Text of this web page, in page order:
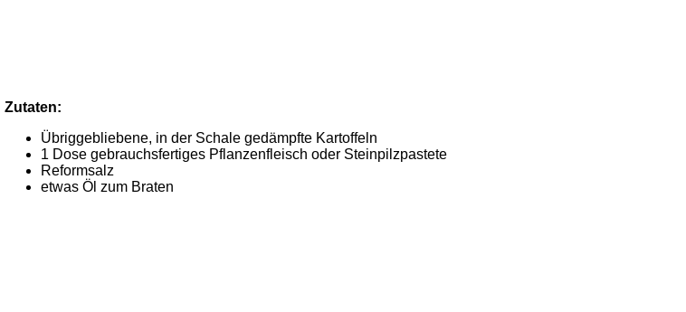
Zutaten:
Übriggebliebene, in der Schale gedämpfte Kartoffeln
1 Dose gebrauchsfertiges Pflanzenfleisch oder Steinpilzpastete
Reformsalz
etwas Öl zum Braten